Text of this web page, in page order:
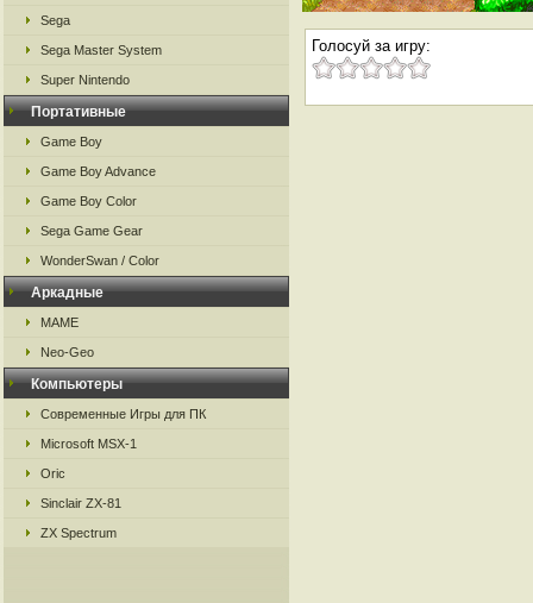
Sega
Sega Master System
Super Nintendo
Портативные
Game Boy
Game Boy Advance
Game Boy Color
Sega Game Gear
WonderSwan / Color
Аркадные
MAME
Neo-Geo
Компьютеры
Современные Игры для ПК
Microsoft MSX-1
Oric
Sinclair ZX-81
ZX Spectrum
Голосуй за игру: